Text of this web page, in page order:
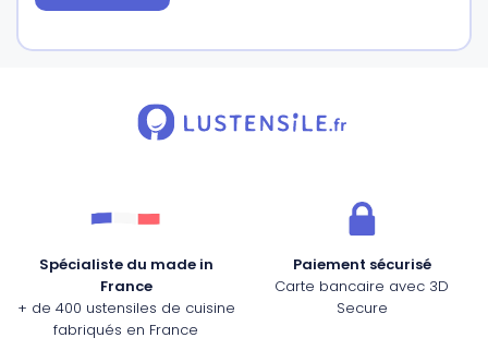
Spécialiste du made in
France
+ de 400 ustensiles de cuisine
fabriqués en France
Paiement sécurisé
Carte bancaire avec 3D
Secure